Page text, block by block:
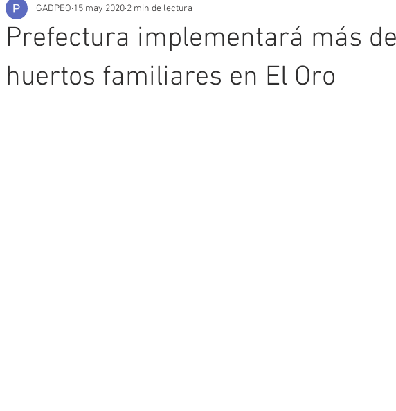
Prefectura implementará más
huertos familiares en El Oro
GADPEO 15 may 2020 2 min de lectura